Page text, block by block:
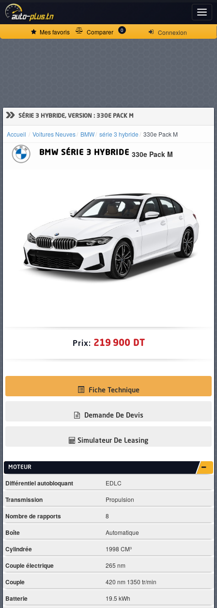
Connexion
Mes favoris Comparer 0
» SÉRIE 3 HYBRIDE, VERSION : 330E PACK M
Accueil Voitures Neuves BMW série 3 hybride 330e Pack M
BMW SÉRIE 3 HYBRIDE 330e Pack M
Prix: 219 900 DT
Fiche Technique
Demande De Devis
Simulateur De Leasing
MOTEUR
Différentiel autobloquant EDLC
Transmission Propulsion
Nombre de rapports 8
Boîte Automatique
Cylindrée 1998 CM³
Couple électrique 265 nm
Couple 420 nm 1350 tr/min
Batterie 19.5 kWh
ACCUEIL
D'OCCASION
PNEUS